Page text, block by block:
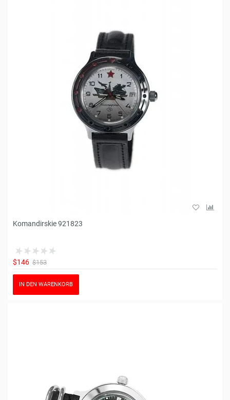
Komandirskie 921823
$146 $153
IN DEN WARENKORB